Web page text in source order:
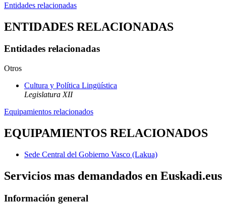
Entidades relacionadas
ENTIDADES RELACIONADAS
Entidades relacionadas
Otros
Cultura y Política Lingüística
Legislatura XII
Equipamientos relacionados
EQUIPAMIENTOS RELACIONADOS
Sede Central del Gobierno Vasco (Lakua)
Servicios mas demandados en Euskadi.eus
Información general